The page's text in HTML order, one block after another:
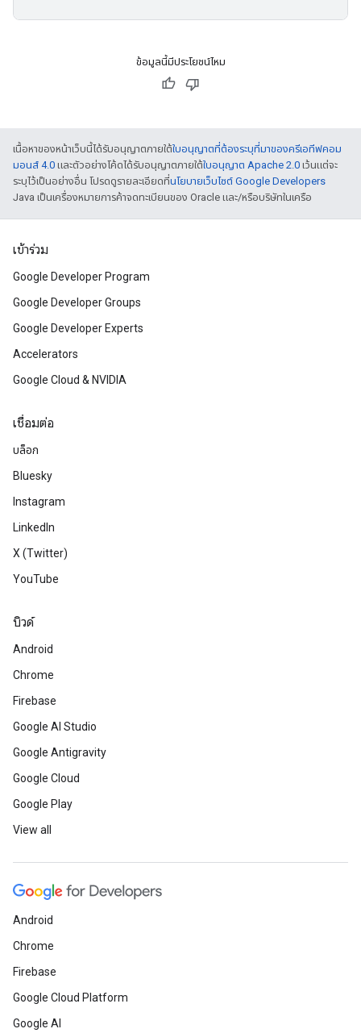
ข้อมูลนี้มีประโยชน์ไหม
เนื้อหาของหน้าเว็บนี้ได้รับอนุญาตภายใต้ใบอนุญาตที่ต้องระบุที่มาของครีเอทีฟคอม
มอนส์ 4.0 และตัวอย่างโค้ดได้รับอนุญาตภายใต้ใบอนุญาต Apache 2.0 เว้นแต่จะ
ระบุไว้เป็นอย่างอื่น โปรดดูรายละเอียดที่นโยบายเว็บไซต์ Google Developers
Java เป็นเครื่องหมายการค้าจดทะเบียนของ Oracle และ/หรือบริษัทในเครือ
เข้าร่วม
Google Developer Program
Google Developer Groups
Google Developer Experts
Accelerators
Google Cloud & NVIDIA
เชื่อมต่อ
บล็อก
Bluesky
Instagram
LinkedIn
X (Twitter)
YouTube
บิวด์
Android
Chrome
Firebase
Google AI Studio
Google Antigravity
Google Cloud
Google Play
View all
Android
Chrome
Firebase
Google Cloud Platform
Google AI